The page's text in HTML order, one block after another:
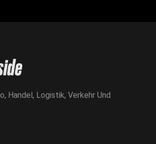
Handel, Logistik, Verkehr Und